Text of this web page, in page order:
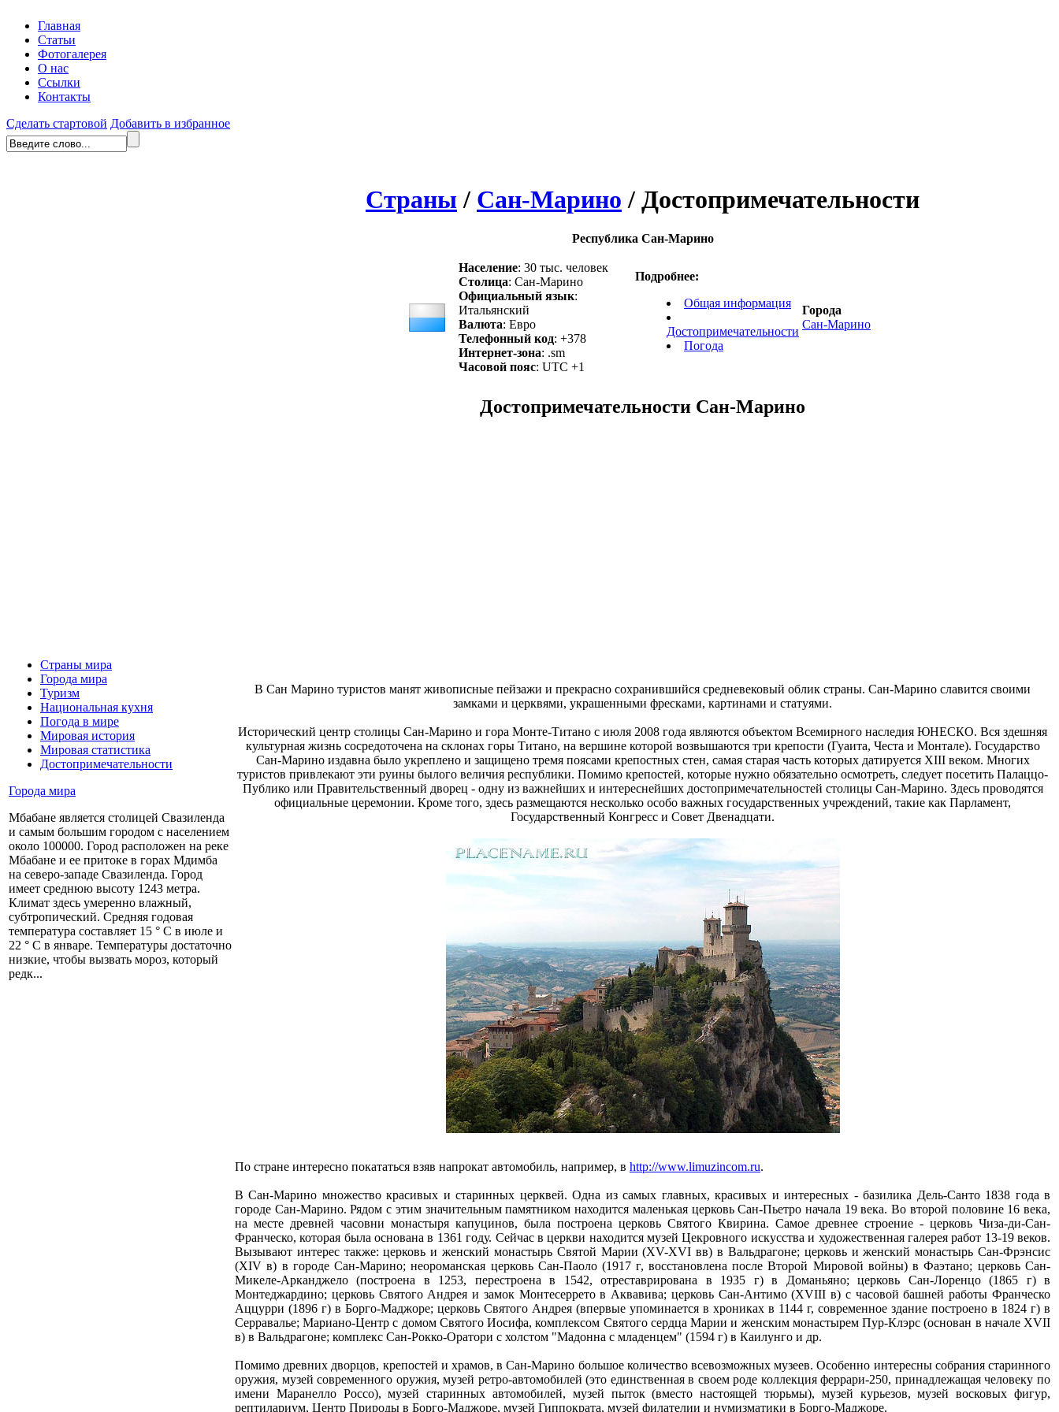
Главная
Статьи
Фотогалерея
О нас
Ссылки
Контакты
Сделать стартовой Добавить в избранное
Страны мира
Города мира
Туризм
Национальная кухня
Погода в мире
Мировая история
Мировая статистика
Достопримечательности
Города мира
Мбабане является столицей Свазиленда
и самым большим городом с населением
около 100000. Город расположен на реке
Мбабане и ее притоке в горах Мдимба
на северо-западе Свазиленда. Город
имеет среднюю высоту 1243 метра.
Климат здесь умеренно влажный,
субтропический. Средняя годовая
температура составляет 15 ° C в июле и
22 ° C в январе. Температуры достаточно
низкие, чтобы вызвать мороз, который
редк...
Страны/ Сан-Марино / Достопримечательности
Республика Сан-Марино
Население: 30 тыс. человек
Столица: Сан-Марино
Официальный язык:
Итальянский
Валюта: Евро
Телефонный код: +378
Интернет-зона: .sm
Часовой пояс: UTC +1
Подробнее:
Общая информация
Достопримечательности
Погода
Города
Сан-Марино
Достопримечательности Сан-Марино
В Сан Марино туристов манят живописные пейзажи и прекрасно сохранившийся средневековый облик страны. Сан-Марино славится своими
замками и церквями, украшенными фресками, картинами и статуями.
Исторический центр столицы Сан-Марино и гора Монте-Титано с июля 2008 года являются объектом Всемирного наследия ЮНЕСКО. Вся здешняя
культурная жизнь сосредоточена на склонах горы Титано, на вершине которой возвышаются три крепости (Гуаита, Честа и Монтале). Государство
Сан-Марино издавна было укреплено и защищено тремя поясами крепостных стен, самая старая часть которых датируется XIII веком. Многих
туристов привлекают эти руины былого величия республики. Помимо крепостей, которые нужно обязательно осмотреть, следует посетить Палаццо-
Публико или Правительственный дворец - одну из важнейших и интереснейших достопримечательностей столицы Сан-Марино. Здесь проводятся
официальные церемонии. Кроме того, здесь размещаются несколько особо важных государственных учреждений, такие как Парламент,
Государственный Конгресс и Совет Двенадцати.
По стране интересно покататься взяв напрокат автомобиль, например, в http://www.limuzincom.ru.
В Сан-Марино множество красивых и старинных церквей. Одна из самых главных, красивых и интересных - базилика Дель-Санто 1838 года в
городе Сан-Марино. Рядом с этим значительным памятником находится маленькая церковь Сан-Пьетро начала 19 века. Во второй половине 16 века,
на месте древней часовни монастыря капуцинов, была построена церковь Святого Квирина. Самое древнее строение - церковь Чиза-ди-Сан-
Франческо, которая была основана в 1361 году. Сейчас в церкви находится музей Цекровного искусства и художественная галерея работ 13-19 веков.
Вызывают интерес также: церковь и женский монастырь Святой Марии (XV-XVI вв) в Вальдрагоне; церковь и женский монастырь Cан-Фрэнсис
(XIV в) в городе Сан-Марино; неороманская церковь Cан-Паоло (1917 г, восстановлена после Второй Мировой войны) в Фаэтано; церковь Сан-
Микеле-Арканджело (построена в 1253, перестроена в 1542, отреставрирована в 1935 г) в Доманьяно; церковь Сан-Лоренцо (1865 г) в
Монтеджардино; церковь Cвятого Андрея и замок Монтесеррето в Аквавива; церковь Cан-Антимо (XVIII в) с часовой башней работы Франческо
Аццурри (1896 г) в Борго-Маджоре; церковь Cвятого Андрея (впервые упоминается в хрониках в 1144 г, современное здание построено в 1824 г) в
Серравалье; Мариано-Центр с домом Святого Иосифа, комплексом Святого сердца Марии и женским монастырем Пур-Клэрс (основан в начале XVII
в) в Вальдрагоне; комплекс Сан-Рокко-Оратори с холстом "Мадонна с младенцем" (1594 г) в Каилунго и др.
Помимо древних дворцов, крепостей и храмов, в Сан-Марино большое количество всевозможных музеев. Особенно интересны собрания старинного
оружия, музей современного оружия, музей ретро-автомобилей (это единственная в своем роде коллекция феррари-250, принадлежащая человеку по
имени Маранелло Россо), музей старинных автомобилей, музей пыток (вместо настоящей тюрьмы), музей курьезов, музей восковых фигур,
рептилариум, Центр Природы в Борго-Маджоре, музей Гиппократа, музей филателии и нумизматики в Борго-Маджоре.